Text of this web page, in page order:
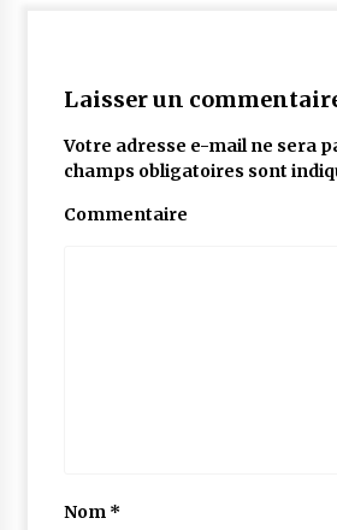
Laisser un
Votre adresse e-mail ne sera
champs obligatoires sont
Commentaire
Nom *